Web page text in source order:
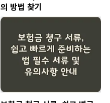
의 방법 찾기